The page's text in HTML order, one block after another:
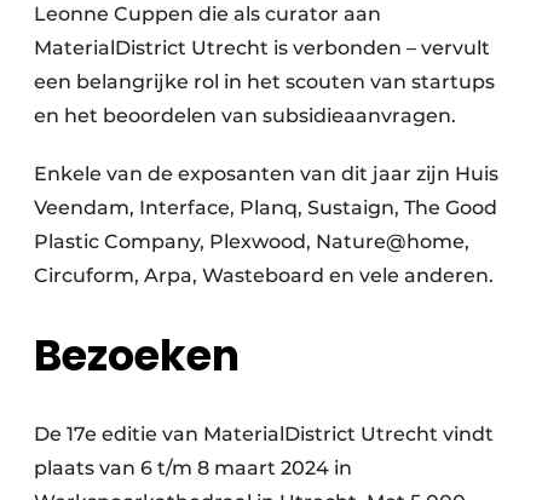
Leonne Cuppen die als curator aan
MaterialDistrict Utrecht is verbonden – vervult
een belangrijke rol in het scouten van startups
en het beoordelen van subsidieaanvragen.
Enkele van de exposanten van dit jaar zijn Huis
Veendam, Interface, Planq, Sustaign, The Good
Plastic Company, Plexwood, Nature@home,
Circuform, Arpa, Wasteboard en vele anderen.
Bezoeken
De 17e editie van MaterialDistrict Utrecht vindt
plaats van 6 t/m 8 maart 2024 in